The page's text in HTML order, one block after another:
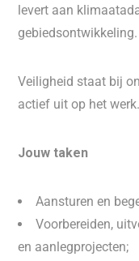
levert aan
gebiedsontwikkeling.
Veiligheid staat bij
actief uit op het werk.
Jouw taken
Aansturen en
Voorbereiden,
en aanlegprojecten;